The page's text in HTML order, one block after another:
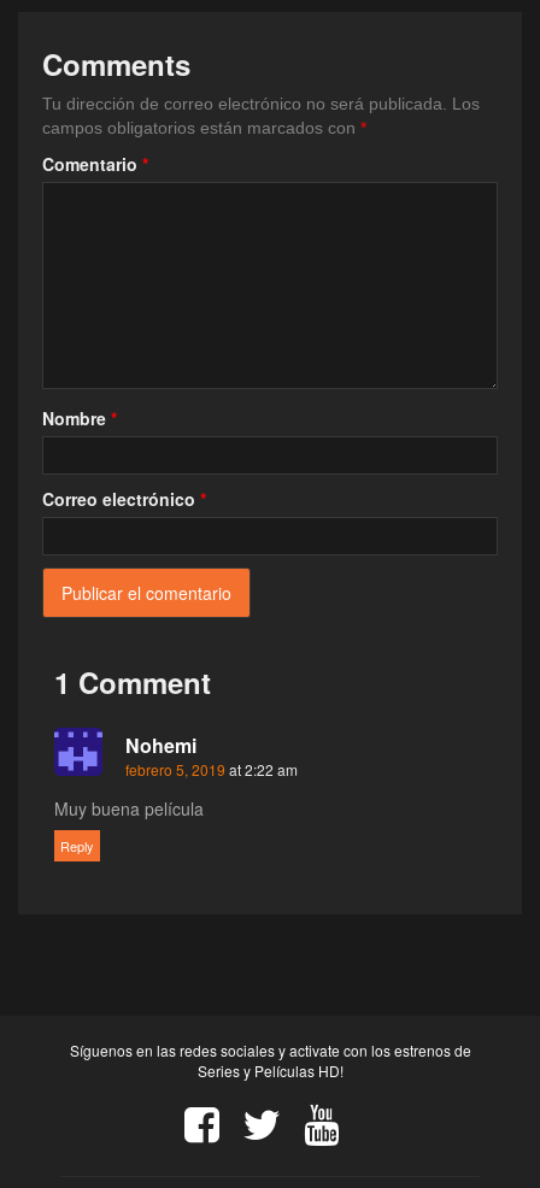
Comments
Tu dirección de correo electrónico no será publicada.
Los
campos obligatorios están marcados con *
Comentario *
Nombre *
Correo electrónico *
1 Comment
Nohemi
febrero 5, 2019 at 2:22 am
Muy buena película
Reply
Síguenos en las redes sociales y activate con los estrenos de
Series y Películas HD!